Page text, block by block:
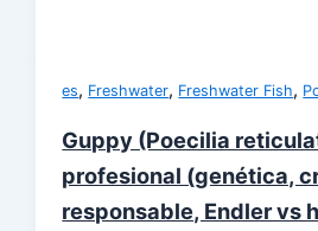
es, Freshwater, Freshwater Fish,
Guppy (Poecilia
profesional (genética,
responsable, Endler vs